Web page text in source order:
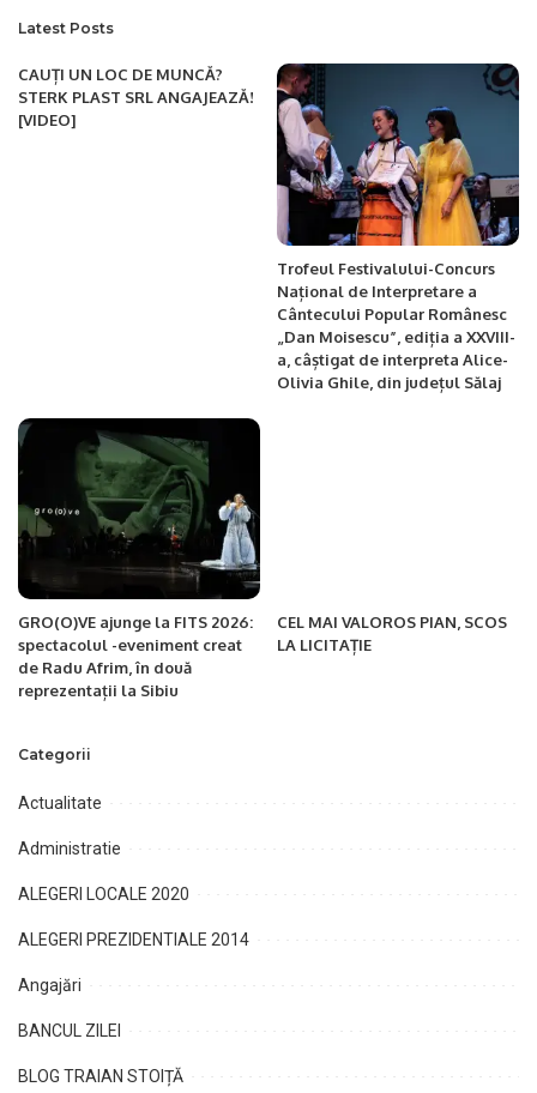
Latest Posts
CAUȚI UN LOC DE MUNCĂ?
STERK PLAST SRL ANGAJEAZĂ!
[VIDEO]
Trofeul Festivalului-Concurs
Național de Interpretare a
Cântecului Popular Românesc
„Dan Moisescu”, ediția a XXVIII-
a, câștigat de interpreta Alice-
Olivia Ghile, din județul Sălaj
GRO(O)VE ajunge la FITS 2026:
spectacolul -eveniment creat
de Radu Afrim, în două
reprezentații la Sibiu
CEL MAI VALOROS PIAN, SCOS
LA LICITAȚIE
Categorii
Actualitate
Administratie
ALEGERI LOCALE 2020
ALEGERI PREZIDENTIALE 2014
Angajări
BANCUL ZILEI
BLOG TRAIAN STOIȚĂ